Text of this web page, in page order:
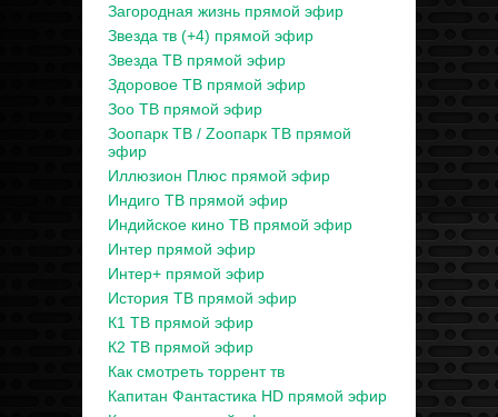
Загородная жизнь прямой эфир
Звезда тв (+4) прямой эфир
Звезда ТВ прямой эфир
Здоровое ТВ прямой эфир
Зоо ТВ прямой эфир
Зоопарк ТВ / Zooпарк ТВ прямой
эфир
Иллюзион Плюс прямой эфир
Индиго ТВ прямой эфир
Индийское кино ТВ прямой эфир
Интер прямой эфир
Интер+ прямой эфир
История ТВ прямой эфир
К1 ТВ прямой эфир
К2 ТВ прямой эфир
Как смотреть торрент тв
Капитан Фантастика HD прямой эфир